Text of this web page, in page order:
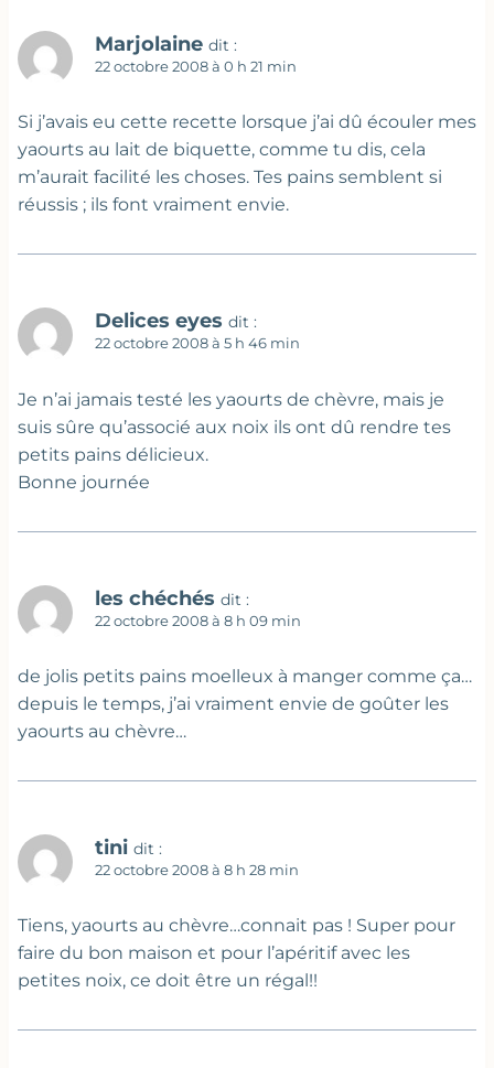
Marjolaine dit :
22 octobre 2008 à 0 h 21 min
Si j’avais eu cette recette lorsque j’ai dû écouler mes
yaourts au lait de biquette, comme tu dis, cela
m’aurait facilité les choses. Tes pains semblent si
réussis ; ils font vraiment envie.
Delices eyes dit :
22 octobre 2008 à 5 h 46 min
Je n’ai jamais testé les yaourts de chèvre, mais je
suis sûre qu’associé aux noix ils ont dû rendre tes
petits pains délicieux.
Bonne journée
les chéchés dit :
22 octobre 2008 à 8 h 09 min
de jolis petits pains moelleux à manger comme ça…
depuis le temps, j’ai vraiment envie de goûter les
yaourts au chèvre…
tini dit :
22 octobre 2008 à 8 h 28 min
Tiens, yaourts au chèvre…connait pas ! Super pour
faire du bon maison et pour l’apéritif avec les
petites noix, ce doit être un régal!!